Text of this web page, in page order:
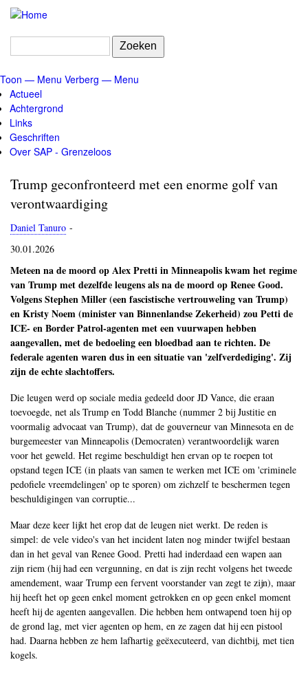
Overslaan
naar
gaan
Zoeken
Menu
Toon — Menu Verberg — Menu
Actueel
Achtergrond
Links
Geschriften
Over SAP - Grenzeloos
Trump geconfronteerd met een enorme golf van
verontwaardiging
Daniel Tanuro -
30.01.2026
Meteen na de moord op Alex Pretti in Minneapolis kwam het regime
van Trump met dezelfde leugens als na de moord op Renee Good.
Volgens Stephen Miller (een fascistische vertrouweling van Trump)
en Kristy Noem (minister van Binnenlandse Zekerheid) zou Petti de
ICE- en Border Patrol-agenten met een vuurwapen hebben
aangevallen, met de bedoeling een bloedbad aan te richten. De
federale agenten waren dus in een situatie van 'zelfverdediging'. Zij
zijn de echte slachtoffers.
Die leugen werd op sociale media gedeeld door JD Vance, die eraan
toevoegde, net als Trump en Todd Blanche (nummer 2 bij Justitie en
voormalig advocaat van Trump), dat de gouverneur van Minnesota en de
burgemeester van Minneapolis (Democraten) verantwoordelijk waren
voor het geweld. Het regime beschuldigt hen ervan op te roepen tot
opstand tegen ICE (in plaats van samen te werken met ICE om 'criminele
pedofiele vreemdelingen' op te sporen) om zichzelf te beschermen tegen
beschuldigingen van corruptie...
Maar deze keer lijkt het erop dat de leugen niet werkt. De reden is
simpel: de vele video's van het incident laten nog minder twijfel bestaan
dan in het geval van Renee Good. Pretti had inderdaad een wapen aan
zijn riem (hij had een vergunning, en dat is zijn recht volgens het tweede
amendement, waar Trump een fervent voorstander van zegt te zijn), maar
hij heeft het op geen enkel moment getrokken en op geen enkel moment
heeft hij de agenten aangevallen. Die hebben hem ontwapend toen hij op
de grond lag, met vier agenten op hem, en ze zagen dat hij een pistool
had. Daarna hebben ze hem lafhartig geëxecuteerd, van dichtbij, met tien
kogels.